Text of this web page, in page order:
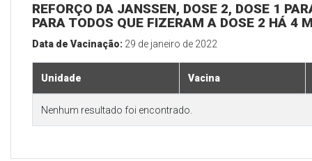
REFORÇO DA JANSSEN, DOSE 2, DOSE 1
PARA TODOS QUE FIZERAM A DOSE 2 HÁ 4
Data de Vacinação: 29 de janeiro de 2022
Unidade Vacina
Nenhum resultado foi encontrado.